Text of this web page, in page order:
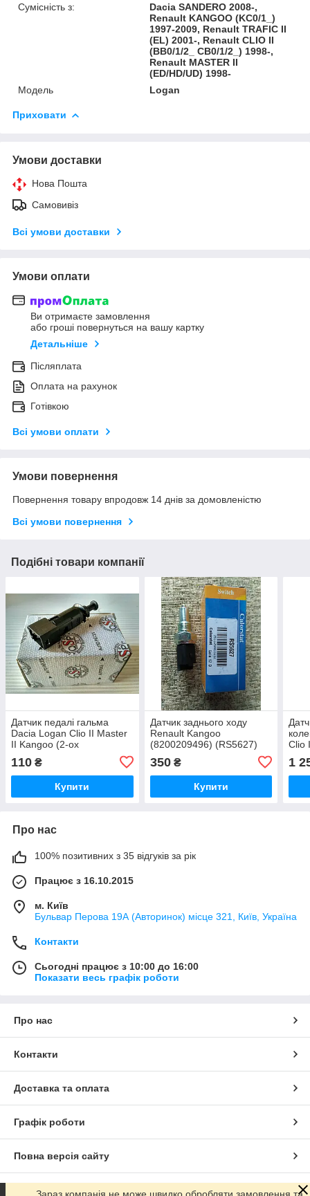
Сумісність з:
Dacia SANDERO 2008-,
Renault KANGOO (KC0/1_)
1997-2009, Renault TRAFIC II
(EL) 2001-, Renault CLIO II
(BB0/1/2_ CB0/1/2_) 1998-,
Renault MASTER II
(ED/HD/UD) 1998-
Модель
Logan
Приховати
Умови доставки
Нова Пошта
Самовивіз
Всі умови доставки
Умови оплати
Ви отримаєте замовлення
або гроші повернуться на вашу картку
Детальніше
Післяплата
Оплата на рахунок
Готівкою
Всі умови оплати
Умови повернення
Повернення товару впродовж 14 днів за домовленістю
Всі умови повернення
Подібні товари компанії
Датчик педалі гальма
Dacia Logan Clio II Master
II Kangoo (2-ох
110 ₴
Купити
Датчик заднього ходу
Renault Kangoo
(8200209496) (RS5627)
350₴
Купити
Clio
1
Про нас
100% позитивних з 35 відгуків за рік
Працює з 16.10.2015
м. Київ
Бульвар Перова 19А (Авторинок) місце 321, Київ, Україна
Контакти
Сьогодні працює з 10:00 до 16:00
Показати весь графік роботи
Про нас
Контакти
Доставка та оплата
Графік роботи
Повна версія сайту
Сайт створено на маркетплейсі Prom.ua